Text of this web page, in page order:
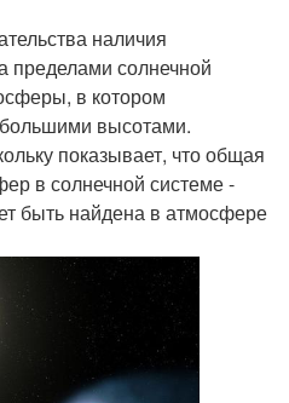
наличия
пределами солнечной
в котором
большими высотами.
показывает, что общая
в солнечной системе -
быть найдена в атмосфере